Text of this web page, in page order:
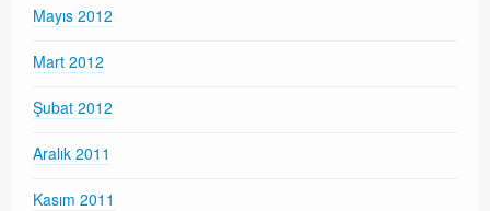
Mayıs 2012
Mart 2012
Şubat 2012
Aralık 2011
Kasım 2011